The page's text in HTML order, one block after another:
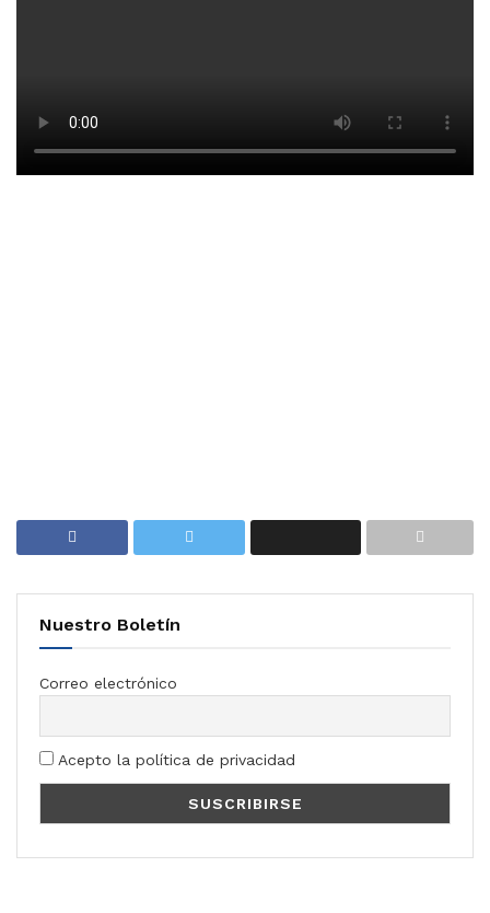
Nuestro Boletín
Correo electrónico
Acepto la política de privacidad